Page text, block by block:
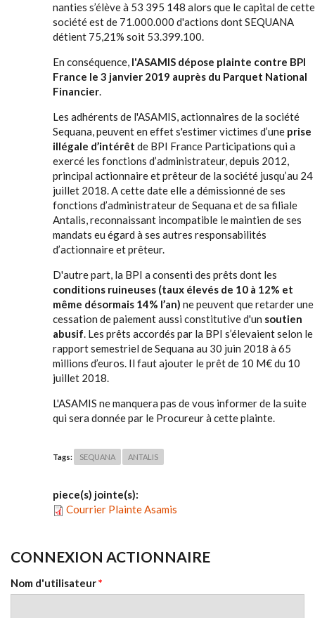
nanties s’élève à 53 395 148 alors que le capital de cette
société est de 71.000.000 d'actions dont SEQUANA
détient 75,21% soit 53.399.100.
En conséquence, l'ASAMIS dépose plainte contre BPI
France le 3 janvier 2019 auprès du Parquet National
Financier.
Les adhérents de l'ASAMIS, actionnaires de la société
Sequana, peuvent en effet s'estimer victimes d’une prise
illégale d’intérêt de BPI France Participations qui a
exercé les fonctions d’administrateur, depuis 2012,
principal actionnaire et prêteur de la société jusqu’au 24
juillet 2018. A cette date elle a démissionné de ses
fonctions d’administrateur de Sequana et de sa filiale
Antalis, reconnaissant incompatible le maintien de ses
mandats eu égard à ses autres responsabilités
d’actionnaire et prêteur.
D'autre part, la BPI a consenti des prêts dont les
conditions ruineuses (taux élevés de 10 à 12% et
même désormais 14% l’an) ne peuvent que retarder une
cessation de paiement aussi constitutive d'un soutien
abusif. Les prêts accordés par la BPI s’élevaient selon le
rapport semestriel de Sequana au 30 juin 2018 à 65
millions d’euros. Il faut ajouter le prêt de 10 M€ du 10
juillet 2018.
L'ASAMIS ne manquera pas de vous informer de la suite
qui sera donnée par le Procureur à cette plainte.
Tags: SEQUANA ANTALIS
piece(s) jointe(s):
Courrier Plainte Asamis
CONNEXION ACTIONNAIRE
Nom d'utilisateur*